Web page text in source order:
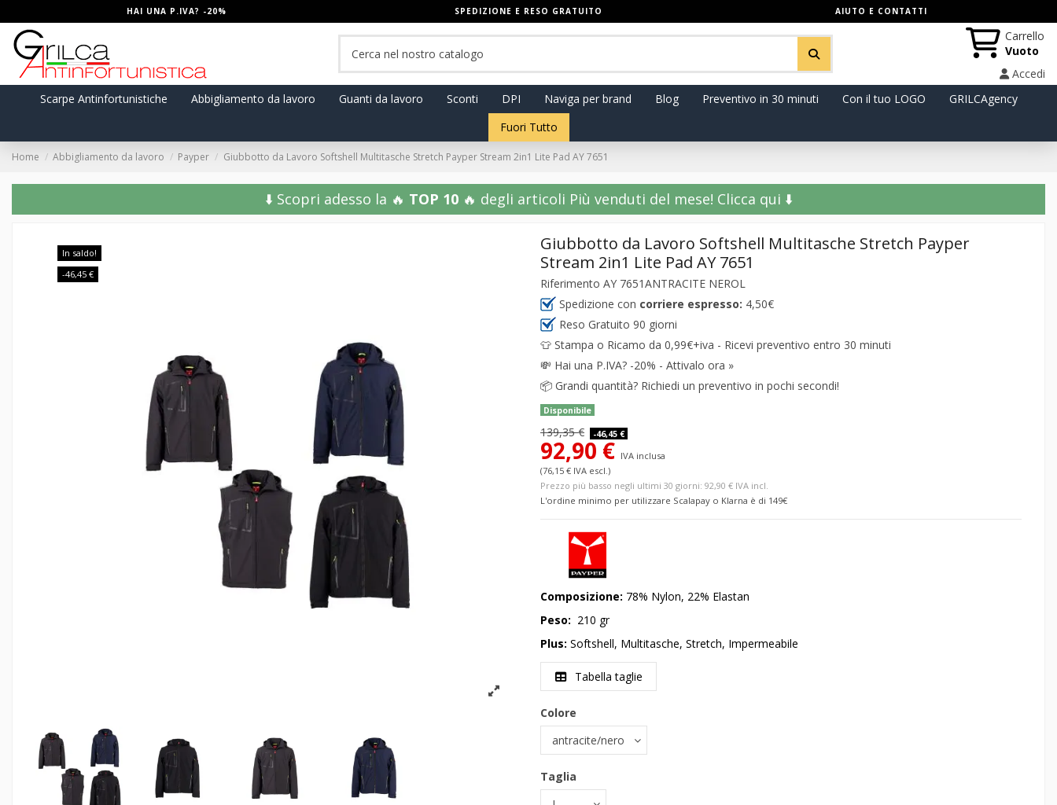
HAI UNA P.IVA? -20% SPEDIZIONE E RESO GRATUITO AIUTO E CONTATTI
Carrello
Vuoto
Accedi
Scarpe Antinfortunistiche
Abbigliamento da lavoro Guanti da lavoro Sconti DPI Naviga per brand Blog Preventivo in 30 minuti Con il tuo LOGO
GRILCAgency
Fuori Tutto
Home Abbigliamento da lavoro Payper Giubbotto da Lavoro Softshell Multitasche Stretch Payper Stream 2in1 Lite Pad AY 7651
⬇️ Scopri adesso la 🔥 TOP 10🔥 degli articoli Più venduti del mese!️ Clicca qui ⬇️
In saldo!
-46,45 €
Giubbotto da Lavoro Softshell Multitasche Stretch Payper
Stream 2in1 Lite Pad AY 7651
Riferimento AY 7651ANTRACITE NEROL
Spedizione con corriere espresso: 4,50€
Reso Gratuito 90 giorni
👕 Stampa o Ricamo da 0,99€+iva - Ricevi preventivo entro 30 minuti
💸 Hai una P.IVA? -20% - Attivalo ora »
📦 Grandi quantità? Richiedi un preventivo in pochi secondi!
Disponibile
139,35 € -46,45 €
92,90 € IVA inclusa
(76,15 € IVA escl.)
Prezzo più basso negli ultimi 30 giorni: 92,90 € IVA incl.
L'ordine minimo per utilizzare Scalapay o Klarna è di 149€
Composizione: 78% Nylon, 22% Elastan
Peso: 210 gr
Plus: Softshell, Multitasche, Stretch, Impermeabile
Tabella taglie
Colore
Taglia